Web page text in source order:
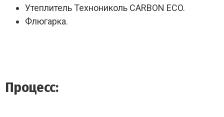
Утеплитель Технониколь CARBON ECO.
Флюгарка.
Процесс: